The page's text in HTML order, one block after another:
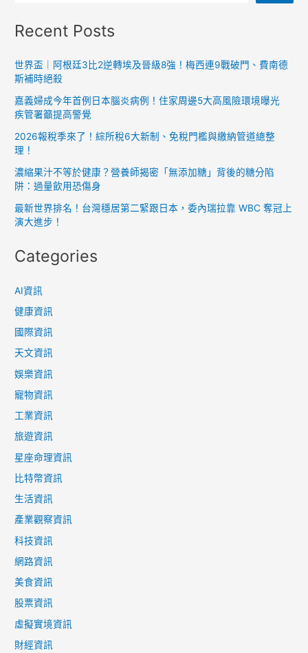
Recent Posts
世界盃｜阿根廷3比2逆轉埃及晉級8強！梅西連9戰破門、費南德
斯補時絕殺
嘉義婦成今年首例日本腦炎病例！住家周邊5大高風險環境曝光
疾管署籲提高警覺
2026報稅季來了！綜所稅6大新制、免稅門檻與繳納管道總整
理！
濃縮果汁不等於健康？營養師揭密「無添加糖」背後的糖分陷
阱：過量飲用恐傷身
最新世界排名！台灣穩居第二緊跟日本，委內瑞拉靠 WBC 奪冠上
演大進步！
Categories
AI資訊
健康資訊
國際資訊
天文資訊
娛樂資訊
寵物資訊
工業資訊
旅遊資訊
星座命理資訊
比特幣資訊
生活資訊
產業觀察資訊
科技資訊
網路資訊
美食資訊
股票資訊
虛擬實境資訊
財經資訊